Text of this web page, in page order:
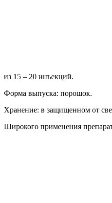
из 15 – 20 инъекций.
Форма выпуска: порошок.
Хранение: в защищенном от
Широкого применения